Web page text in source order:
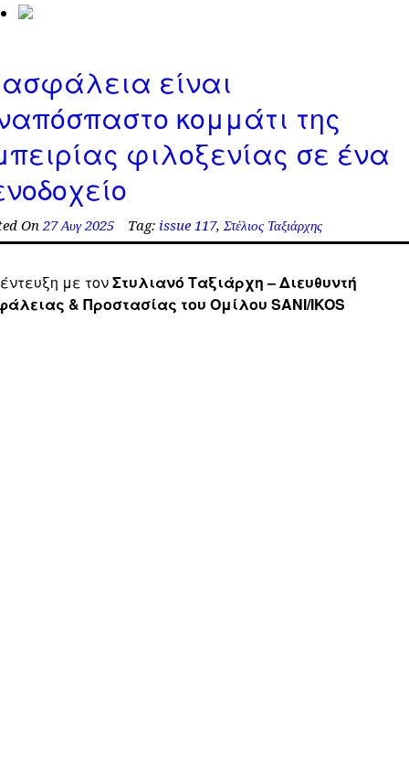
είναι
κομμάτι της
φιλοξενίας σε ένα
On 27 Αυγ 2025 Tag: issue 117, Στέλιος Ταξιάρχης
με τονΣτυλιανό Ταξιάρχη – Διευθυντή
& Προστασίας του Ομίλου SANI/IKOS